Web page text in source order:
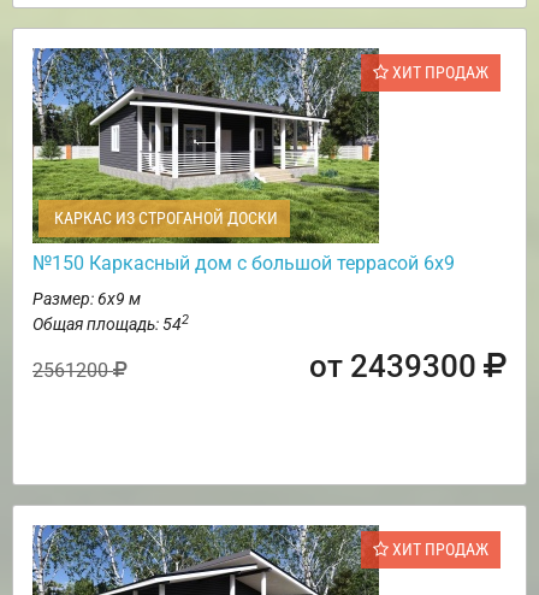
ХИТ ПРОДАЖ
КАРКАС ИЗ СТРОГАНОЙ ДОСКИ
№150 Каркасный дом с большой террасой 6х9
Размер: 6х9 м
Общая площадь: 542
2561200 от 2439300
ХИТ ПРОДАЖ